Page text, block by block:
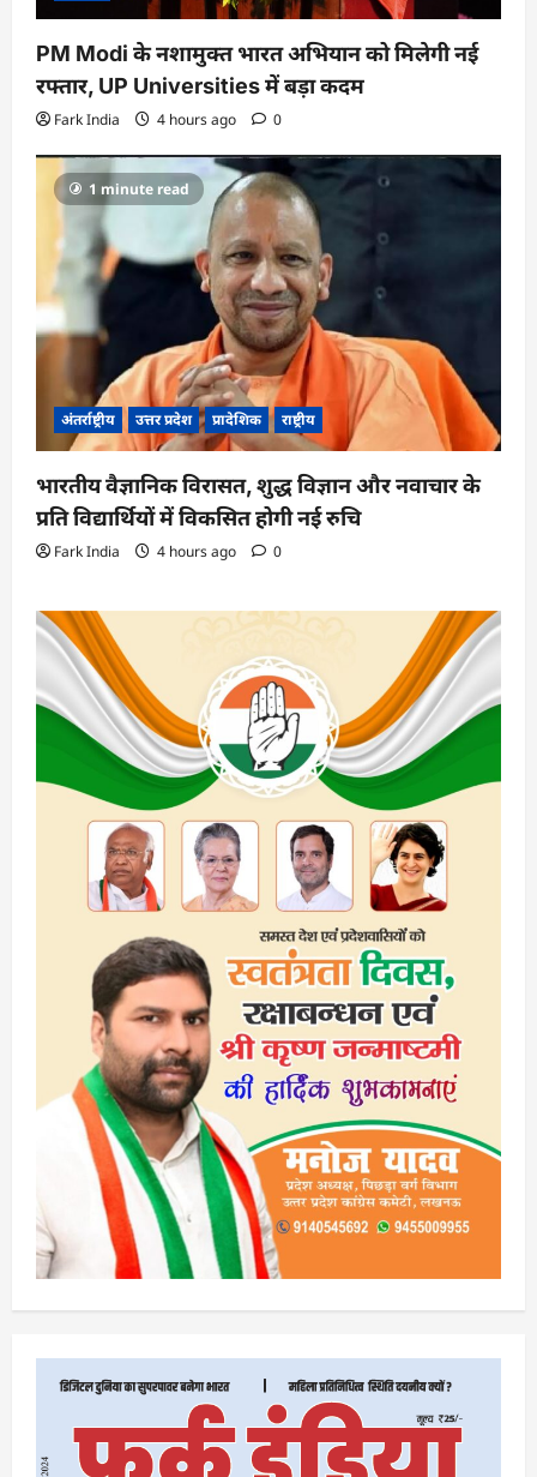
PM Modi के नशामुक्त भारत अभियान को मिलेगी नई
रफ्तार, UP Universities में बड़ा कदम
Fark India 4 hours ago 0
1 minute read
अंतर्राष्ट्रीय उत्तर प्रदेश प्रादेशिक राष्ट्रीय
भारतीय वैज्ञानिक विरासत, शुद्ध विज्ञान और नवाचार के
प्रति विद्यार्थियों में विकसित होगी नई रुचि
Fark India 4 hours ago 0